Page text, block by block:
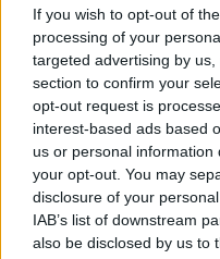
If you wish to opt-out of
processing of your
targeted advertising by
section to confirm your
opt-out request is
interest-based ads based
us or personal
your opt-out. You may
disclosure of your
IAB’s list of downstream
also be disclosed by us to
Den första Rapiern som
totalt vrak, men lite
bil i Vännäs i
Stockholm som sedan
haft inackorderad. Efter
och cirka 35 år senare